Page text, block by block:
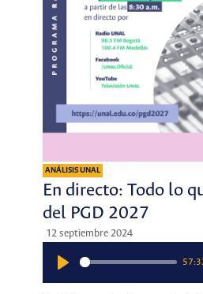
ANÁLISIS UNAL
En directo: Todo lo
del PGD 2027
12 septiembre 2024